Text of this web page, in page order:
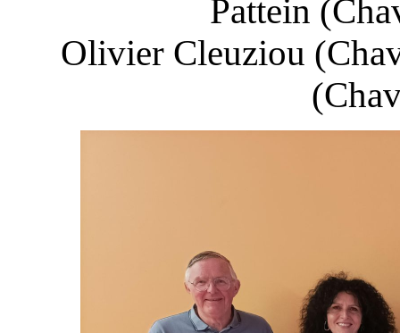
Pattein
Olivier Cleuziou